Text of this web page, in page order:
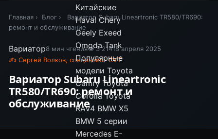
Китайские
Haval Chery
Geely Exeed
Omoda Tank
Популярные
модели Toyota
Camry Toyota
Corolla Toyota
RAV4 BMW X5
BMW 5 серии
Mercedes E-
Главная › Блог ›
Вариатор Subaru Lineartronic TR580/TR690:
ремонт и обслуживание
Вариатор8 мин чтения👁 3 21418 апреля 2025
✍ Сергей Волков, специалист CVT
Вариатор Subaru Lineartronic
TR580/TR690: ремонт и
обслуживание